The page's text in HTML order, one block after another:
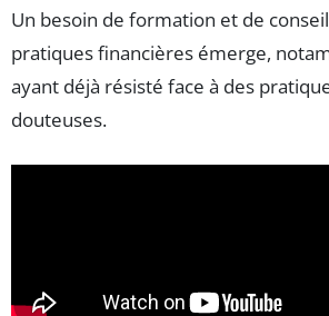
Un besoin de formation et de
pratiques financières émerge,
ayant déjà résisté face à des
douteuses.